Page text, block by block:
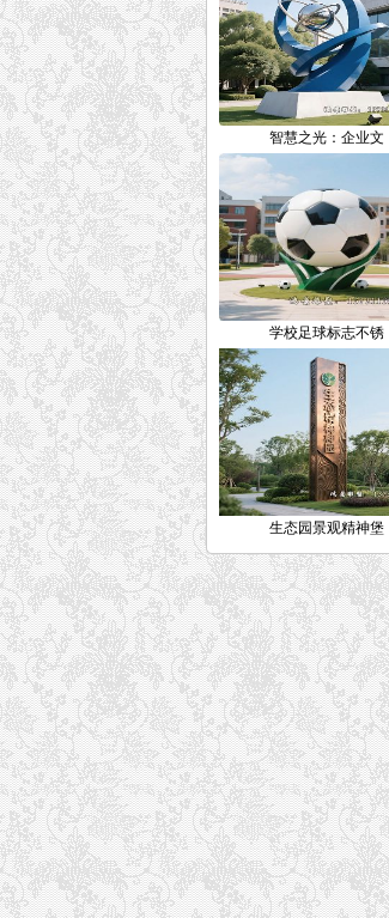
智慧之光：企业文
学校足球标志不锈
生态园景观精神堡